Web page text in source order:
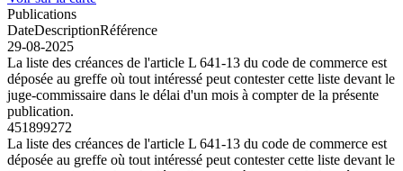
Publications
DateDescriptionRéférence
29-08-2025
La liste des créances de l'article L 641-13 du code de commerce est
déposée au greffe où tout intéressé peut contester cette liste devant le
juge-commissaire dans le délai d'un mois à compter de la présente
publication.
451899272
La liste des créances de l'article L 641-13 du code de commerce est
déposée au greffe où tout intéressé peut contester cette liste devant le